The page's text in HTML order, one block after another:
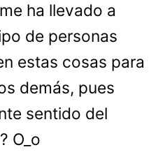
ha llevado a
de personas
estas cosas para
demás, pues
sentido del
O_o